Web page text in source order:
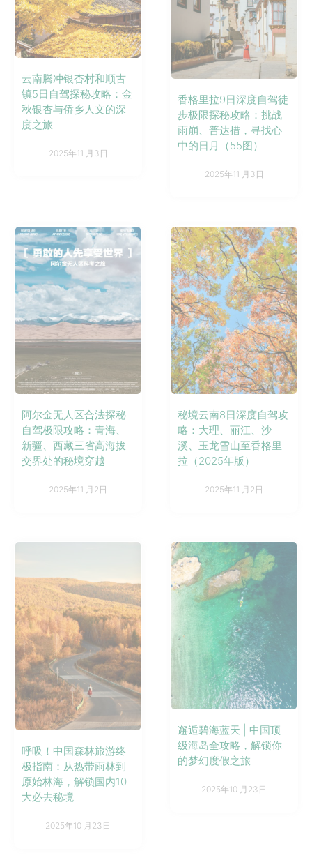
云南腾冲银杏村和顺古
镇5日自驾探秘攻略：金
秋银杏与侨乡人文的深
度之旅
2025年11 月3日
香格里拉9日深度自驾徒
步极限探秘攻略：挑战
雨崩、普达措，寻找心
中的日月（55图）
2025年11 月3日
阿尔金无人区合法探秘
自驾极限攻略：青海、
新疆、西藏三省高海拔
交界处的秘境穿越
2025年11 月2日
秘境云南8日深度自驾攻
略：大理、丽江、沙
溪、玉龙雪山至香格里
拉（2025年版）
2025年11 月2日
呼吸！中国森林旅游终
极指南：从热带雨林到
原始林海，解锁国内10
大必去秘境
2025年10 月23日
邂逅碧海蓝天 | 中国顶
级海岛全攻略，解锁你
的梦幻度假之旅
2025年10 月23日